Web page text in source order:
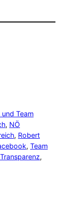
Team
, NÖ
, Robert
, Team